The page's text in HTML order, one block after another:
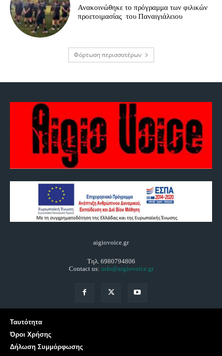
Ανακοινώθηκε το πρόγραμμα των φιλικών
προετοιμασίας του Παναιγιάλειου
Φόρτωση περισσοτέρων
aigiovoice.gr
Τηλ. 6980794806
Contact us: info@aigiovoice.gr
Ταυτότητα
Όροι Χρήσης
Δήλωση Συμμόρφωσης